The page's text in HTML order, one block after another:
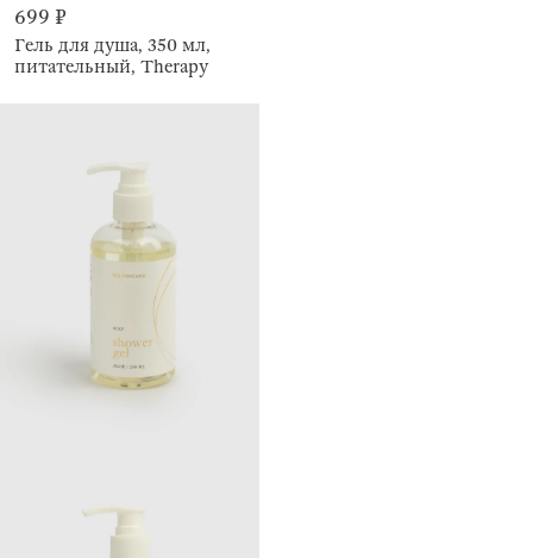
699 ₽
Гель для душа, 350 мл,
питательный, Therapy